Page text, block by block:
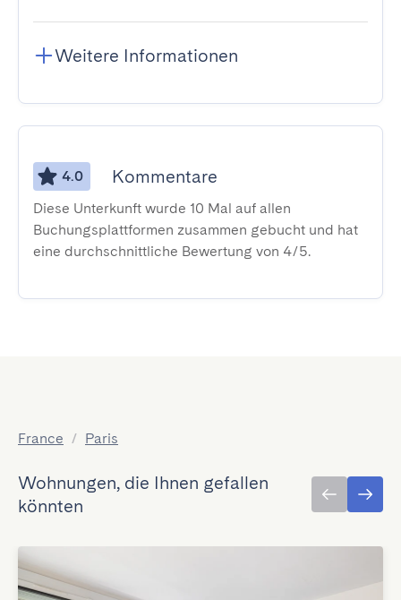
Weitere Informationen
4.0 Kommentare
Diese Unterkunft wurde 10 Mal auf allen
Buchungsplattformen zusammen gebucht und hat
eine durchschnittliche Bewertung von 4/5.
France / Paris
Wohnungen, die Ihnen gefallen
könnten